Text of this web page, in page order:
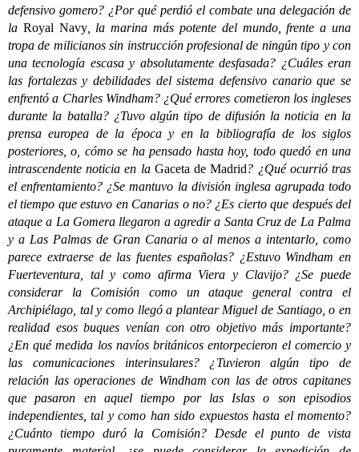
defensivo gomero? ¿Por qué perdió el combate una delegación de
la Royal Navy, la marina más potente del mundo, frente a una
tropa de milicianos sin instrucción profesional de ningún tipo y con
una tecnología escasa y absolutamente desfasada? ¿Cuáles eran
las fortalezas y debilidades del sistema defensivo canario que se
enfrentó a Charles Windham? ¿Qué errores cometieron los ingleses
durante la batalla? ¿Tuvo algún tipo de difusión la noticia en la
prensa europea de la época y en la bibliografía de los siglos
posteriores, o, cómo se ha pensado hasta hoy, todo quedó en una
intrascendente noticia en la Gaceta de Madrid? ¿Qué ocurrió tras
el enfrentamiento? ¿Se mantuvo la división inglesa agrupada todo
el tiempo que estuvo en Canarias o no? ¿Es cierto que después del
ataque a La Gomera llegaron a agredir a Santa Cruz de La Palma
y a Las Palmas de Gran Canaria o al menos a intentarlo, como
parece extraerse de las fuentes españolas? ¿Estuvo Windham en
Fuerteventura, tal y como afirma Viera y Clavijo? ¿Se puede
considerar la Comisión como un ataque general contra el
Archipiélago, tal y como llegó a plantear Miguel de Santiago, o en
realidad esos buques venían con otro objetivo más importante?
¿En qué medida los navíos británicos entorpecieron el comercio y
las comunicaciones interinsulares? ¿Tuvieron algún tipo de
relación las operaciones de Windham con las de otros capitanes
que pasaron en aquel tiempo por las Islas o son episodios
independientes, tal y como han sido expuestos hasta el momento?
¿Cuánto tiempo duró la Comisión? Desde el punto de vista